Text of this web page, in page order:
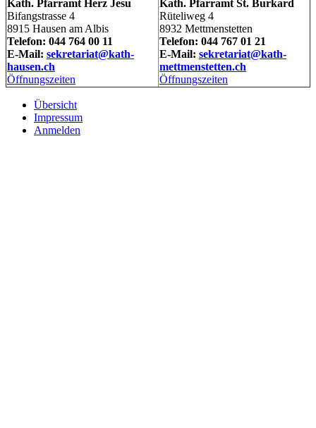
Kath. Pfarramt Herz Jesu
Bifangstrasse 4
8915 Hausen am Albis
Telefon: 044 764 00 11
E-Mail: sekretariat@kath-
hausen.ch
Öffnungszeiten
Kath. Pfarramt St. Burkard
Rüteliweg 4
8932 Mettmenstetten
Telefon: 044 767 01 21
E-Mail: sekretariat@kath-
mettmenstetten.ch
Öffnungszeiten
Übersicht
Impressum
Anmelden